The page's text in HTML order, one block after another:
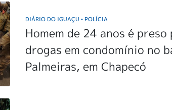
DIÁRIO DO IGUAÇU• POLÍCIA
Homem de 24 anos é
drogas em condomínio no
Palmeiras, em Chapecó